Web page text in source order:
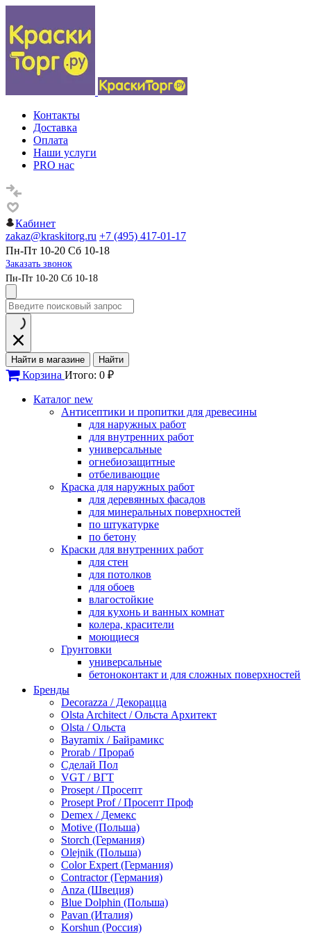
Контакты
Доставка
Оплата
Наши услуги
PRO нас
Кабинет
zakaz@kraskitorg.ru +7 (495) 417-01-17
Пн-Пт 10-20 Сб 10-18
Заказать звонок
Пн-Пт 10-20 Сб 10-18
Найти в магазине Найти
Корзина Итого: 0 ₽
Каталог new
Антисептики и пропитки для древесины
для наружных работ
для внутренних работ
универсальные
огнебиозащитные
отбеливающие
Краска для наружных работ
для деревянных фасадов
для минеральных поверхностей
по штукатурке
по бетону
Краски для внутренних работ
для стен
для потолков
для обоев
влагостойкие
для кухонь и ванных комнат
колера, красители
моющиеся
Грунтовки
универсальные
бетоноконтакт и для сложных поверхностей
по металлу
антикорозийные
под декоративные штукатурки
для гипсокартона
под штукатурку
Герметик
акриловые
силиконовые универсальные, нейтральные
силиконовые санитарные (антигрибковые)
шовные для срубов
для кровли
для каминов
полиуретановые
Декоративные штукатурки и краски
краски для декора, патина
мокрый шелк
венецианские (эффект мрамора)
песок (эффект песчаных вихрей)
декоративная шпаклевка
Бренды
Decorazza / Декорацца
Olsta Architect / Ольста Архитект
Olsta / Ольста
Bayramix / Байрамикс
Prorab / Прораб
Сделай Пол
VGT / ВГТ
Prosept / Просепт
Prosept Prof / Просепт Проф
Demex / Демекс
Motive (Польша)
Storch (Германия)
Olejnik (Польша)
Color Expert (Германия)
Contractor (Германия)
Anza (Швеция)
Blue Dolphin (Польша)
Pavan (Италия)
Korshun (Россия)